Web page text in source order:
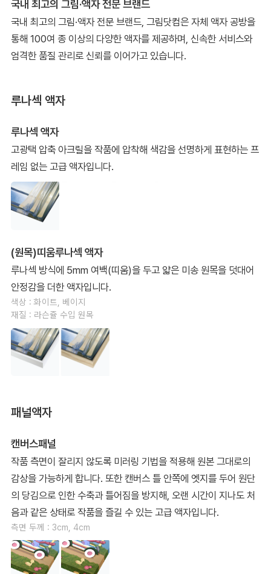
국내 최고의 그림·액자 전문 브랜드
국내 최고의 그림·액자 전문 브랜드, 그림닷컴은 자체 액자 공방을
통해 100여 종 이상의 다양한 액자를 제공하며, 신속한 서비스와
엄격한 품질 관리로 신뢰를 이어가고 있습니다.
루나섹 액자
루나섹 액자
고광택 압축 아크릴을 작품에 압착해 색감을 선명하게 표현하는 프
레임 없는 고급 액자입니다.
(원목)띠움루나섹 액자
루나섹 방식에 5mm 여백(띠움)을 두고 얇은 미송 원목을 덧대어
안정감을 더한 액자입니다.
색상 : 화이트, 베이지
재질 : 라슨쥴 수입 원목
패널액자
캔버스패널
작품 측면이 잘리지 않도록 미러링 기법을 적용해 원본 그대로의
감상을 가능하게 합니다. 또한 캔버스 틀 안쪽에 엣지를 두어 원단
의 당김으로 인한 수축과 틀어짐을 방지해, 오랜 시간이 지나도 처
음과 같은 상태로 작품을 즐길 수 있는 고급 액자입니다.
측면 두께 : 3cm, 4cm